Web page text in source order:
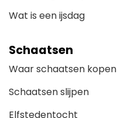
Wat is een ijsdag
Schaatsen
Waar schaatsen kopen
Schaatsen slijpen
Elfstedentocht